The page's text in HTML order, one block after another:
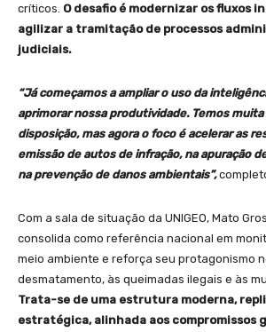
críticos. O desafio é modernizar os fluxos
agilizar a tramitação de processos
judiciais.
“Já começamos a ampliar o uso da
aprimorar nossa produtividade. Temos muita
disposição, mas agora o foco é acelerar as
emissão de autos de infração, na apuração
na prevenção de danos ambientais”,
Com a sala de situação da UNIGEO, Mato
consolida como referência nacional em
meio ambiente e reforça seu protagonismo
desmatamento, às queimadas ilegais e às
Trata-se de uma estrutura moderna,
estratégica, alinhada aos compromissos